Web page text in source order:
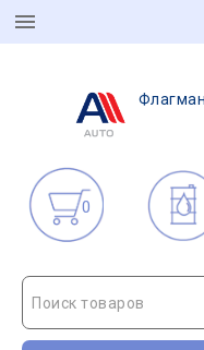
0
Поиск товаров